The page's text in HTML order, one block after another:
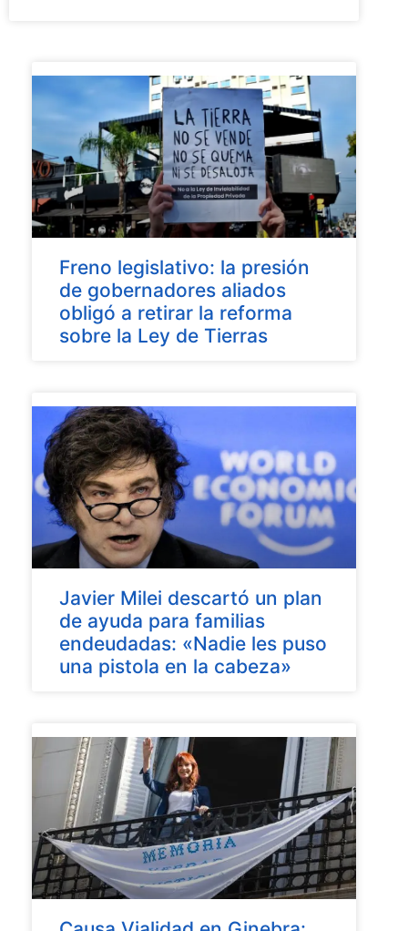
Freno legislativo: la presión
de gobernadores aliados
obligó a retirar la reforma
sobre la Ley de Tierras
Javier Milei descartó un plan
de ayuda para familias
endeudadas: «Nadie les puso
una pistola en la cabeza»